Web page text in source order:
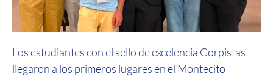
Los estudiantes con el sello de excelencia Corpistas
llegaron a los primeros lugares en el Montecito